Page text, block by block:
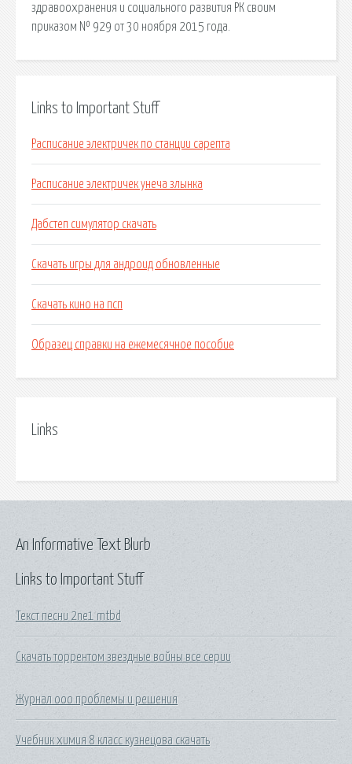
здравоохранения и социального развития РК своим
приказом № 929 от 30 ноября 2015 года.
Links to Important Stuff
Расписание электричек по станции сарепта
Расписание электричек унеча злынка
Дабстеп симулятор скачать
Скачать игры для андроид обновленные
Скачать кино на псп
Образец справки на ежемесячное пособие
Links
Links to Important Stuff
Текст песни 2ne1 mtbd
Скачать торрентом звездные войны все серии
Журнал ооо проблемы и решения
Учебник химия 8 класс кузнецова скачать
An Informative Text Blurb